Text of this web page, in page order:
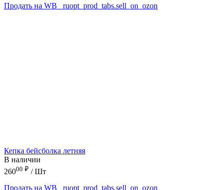
Продать на WB
_ruopt_prod_tabs.sell_on_ozon
Кепка бейсболка летняя
В наличии
26000 ₽ / Шт
Продать на WB
_ruopt_prod_tabs.sell_on_ozon